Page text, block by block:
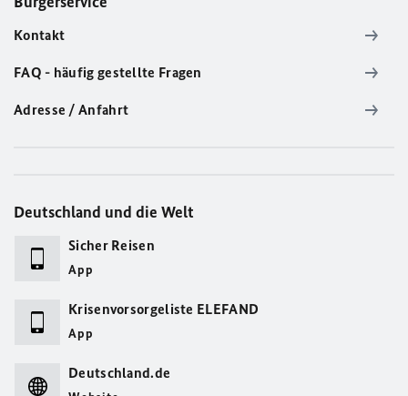
Kontakt
FAQ - häufig gestellte Fragen
Adresse / Anfahrt
Deutschland und die Welt
Sicher Reisen
App
Krisenvorsorgeliste ELEFAND
App
Deutschland.de